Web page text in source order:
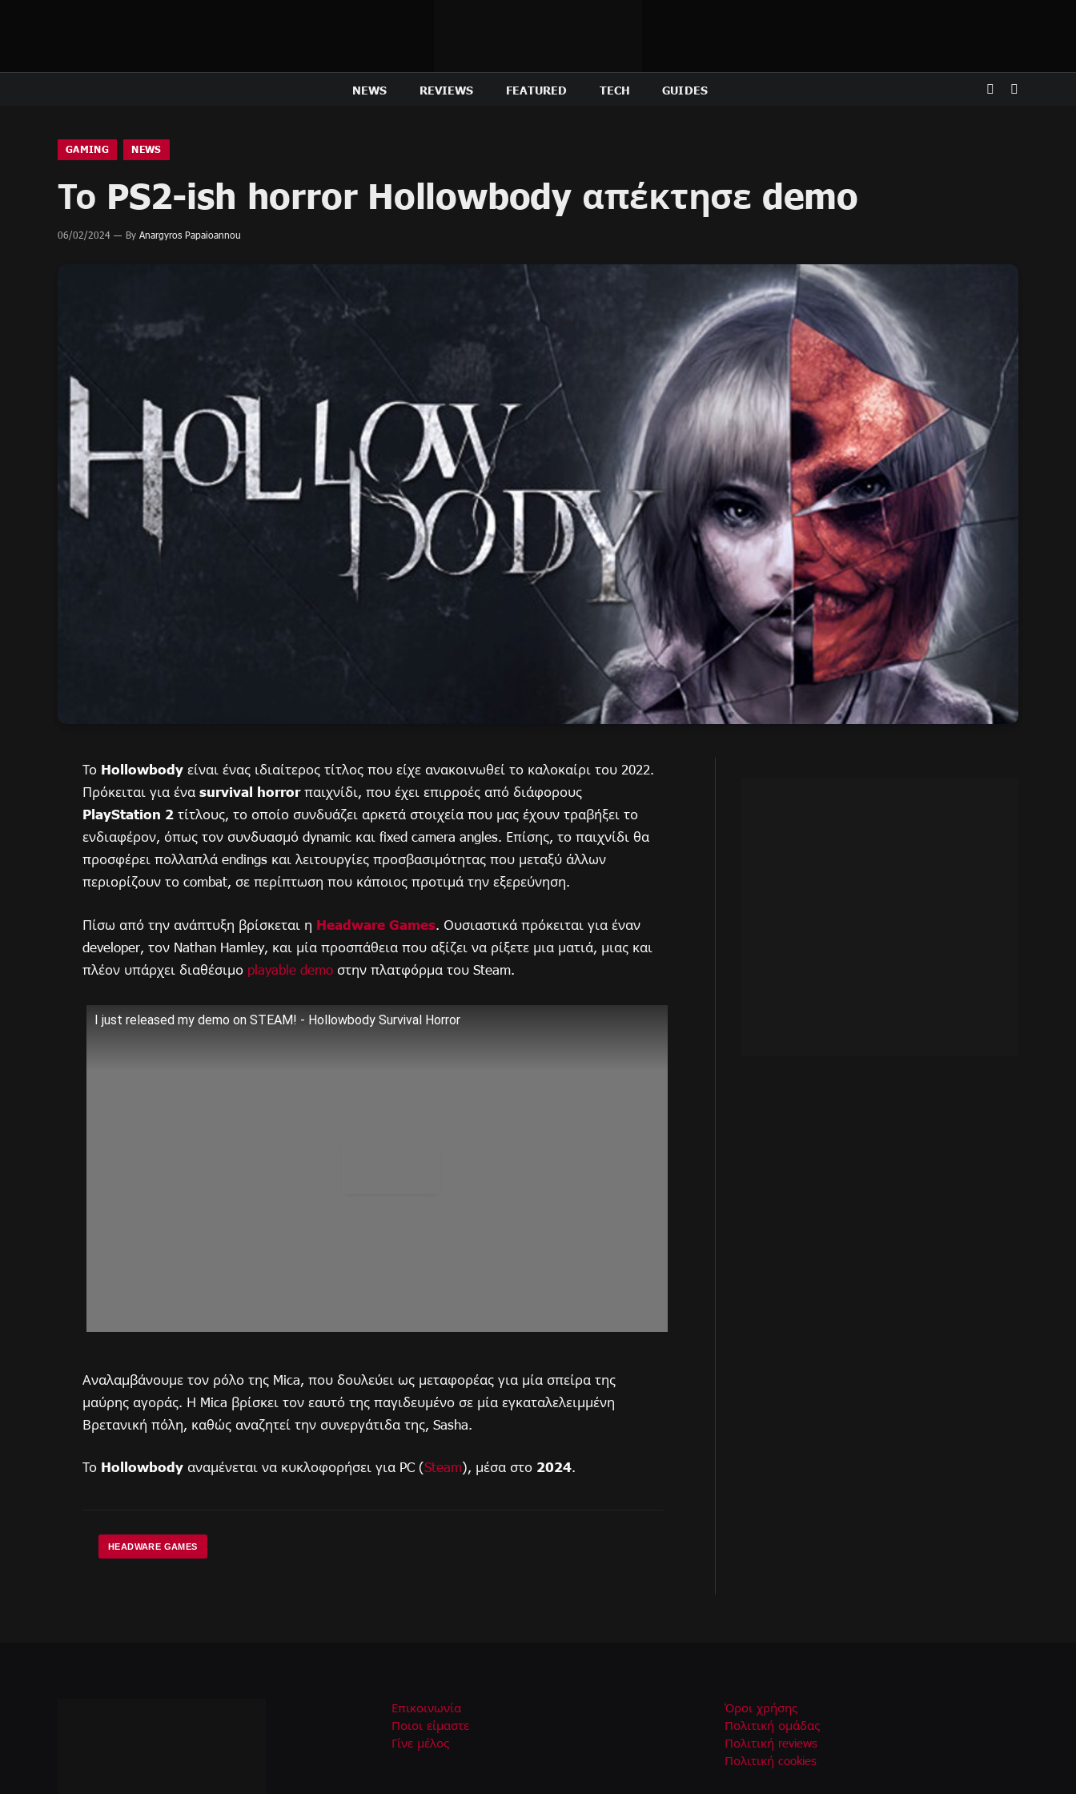
NEWS REVIEWS FEATURED TECH GUIDES
GAMING NEWS
Το PS2-ish horror Hollowbody απέκτησε demo
06/02/2024 By Anargyros Papaioannou
Το Hollowbody είναι ένας ιδιαίτερος τίτλος που είχε ανακοινωθεί το καλοκαίρι του 2022.
Πρόκειται για ένα survival horrorπαιχνίδι, που έχει επιρροές από διάφορους
PlayStation 2 τίτλους, το οποίο συνδυάζει αρκετά στοιχεία που μας έχουν τραβήξει το
ενδιαφέρον, όπως τον συνδυασμό dynamic και fixed camera angles. Επίσης, το παιχνίδι θα
προσφέρει πολλαπλά endings και λειτουργίες προσβασιμότητας που μεταξύ άλλων
περιορίζουν το combat, σε περίπτωση που κάποιος προτιμά την εξερεύνηση.
Πίσω από την ανάπτυξη βρίσκεται η Headware Games. Ουσιαστικά πρόκειται για έναν
developer, τον Nathan Hamley, και μία προσπάθεια που αξίζει να ρίξετε μια ματιά, μιας και
πλέον υπάρχει διαθέσιμο playable demo στην πλατφόρμα του Steam.
I just released my demo on STEAM! - Hollowbody Survival Horror
Αναλαμβάνουμε τον ρόλο της Mica, που δουλεύει ως μεταφορέας για μία σπείρα της
μαύρης αγοράς. Η Mica βρίσκει τον εαυτό της παγιδευμένο σε μία εγκαταλελειμμένη
Βρετανική πόλη, καθώς αναζητεί την συνεργάτιδα της, Sasha.
Το Hollowbody αναμένεται να κυκλοφορήσει για PC (Steam), μέσα στο 2024.
HEADWARE GAMES
Επικοινωνία
Ποιοι είμαστε
Γίνε μέλος
Όροι χρήσης
Πολιτική ομάδας
Πολιτική reviews
Πολιτική cookies